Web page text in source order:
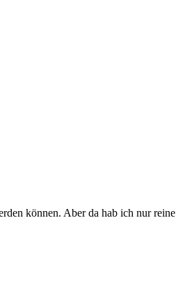
können. Aber da hab ich nur